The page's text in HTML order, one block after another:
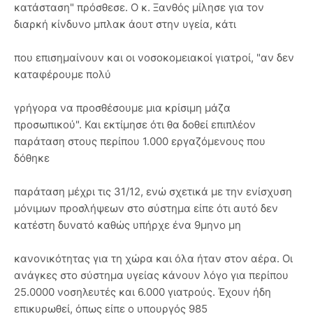
κατάσταση" πρόσθεσε. Ο κ. Ξανθός μίλησε για τον
διαρκή κίνδυνο μπλακ άουτ στην υγεία, κάτι
που επισημαίνουν και οι νοσοκομειακοί γιατροί, "αν δεν
καταφέρουμε πολύ
γρήγορα να προσθέσουμε μια κρίσιμη μάζα
προσωπικού". Και εκτίμησε ότι θα δοθεί επιπλέον
παράταση στους περίπου 1.000 εργαζόμενους που
δόθηκε
παράταση μέχρι τις 31/12, ενώ σχετικά με την ενίσχυση
μόνιμων προσλήψεων στο σύστημα είπε ότι αυτό δεν
κατέστη δυνατό καθώς υπήρχε ένα 9μηνο μη
κανονικότητας για τη χώρα και όλα ήταν στον αέρα. Οι
ανάγκες στο σύστημα υγείας κάνουν λόγο για περίπου
25.0000 νοσηλευτές και 6.000 γιατρούς. Έχουν ήδη
επικυρωθεί, όπως είπε ο υπουργός 985